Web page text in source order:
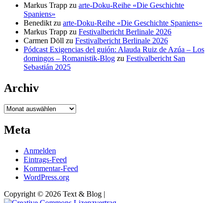
Markus Trapp zu arte-Doku-Reihe «Die Geschichte
Spaniens»
Benedikt zu arte-Doku-Reihe «Die Geschichte Spaniens»
Markus Trapp zu Festivalbericht Berlinale 2026
Carmen Döll zu Festivalbericht Berlinale 2026
Pódcast Exigencias del guión: Alauda Ruiz de Azúa – Los
domingos – Romanistik-Blog zu Festivalbericht San
Sebastián 2025
Archiv
Archiv
Meta
Anmelden
Eintrags-Feed
Kommentar-Feed
WordPress.org
Copyright © 2026 Text & Blog |